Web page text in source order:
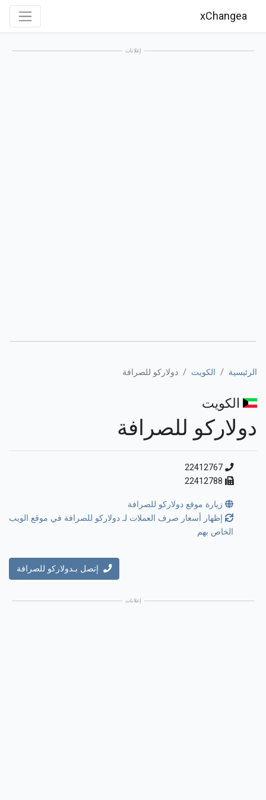
xChangea
إعلانات
الرئيسية الكويت دولاركو للصرافة
الكويت
دولاركو للصرافة
زيارة موقع دولاركو للصرافة
إظهار أسعار صرف العملات لـ دولاركو للصرافة في موقع الويب
الخاص بهم
إتصل بـدولاركو للصرافة
إعلانات